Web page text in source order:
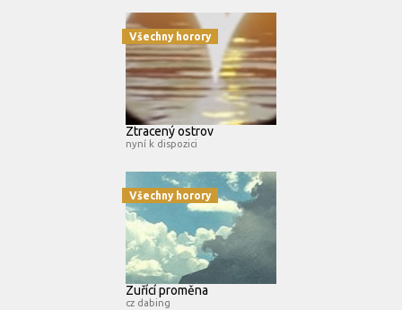
Všechny horory
Ztracený ostrov
nyní k dispozici
Všechny horory
Zuřící proměna
cz dabing